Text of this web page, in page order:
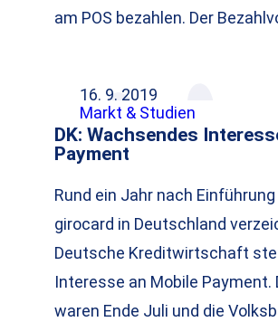
am POS bezahlen. Der
16. 9. 2019
Markt & Studien
DK: Wachsendes
Payment
Rund ein Jahr nach
girocard in Deutschland
Deutsche Kreditwirtschaft
Interesse an Mobile Payment.
waren Ende Juli und die